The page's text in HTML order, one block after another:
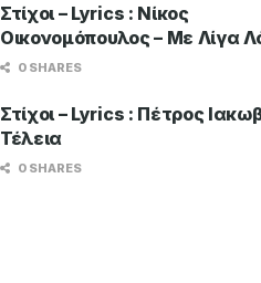
Στίχοι – Lyrics : Νίκος
Οικονομόπουλος – Με Λίγα
0 SHARES
Στίχοι – Lyrics : Πέτρος
Τέλεια
0 SHARES